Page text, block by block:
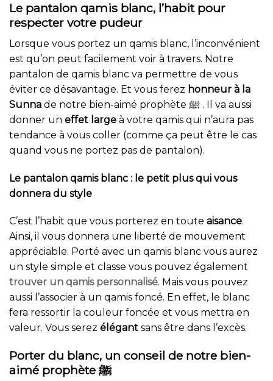
Le pantalon qamis blanc, l’habit pour
respecter votre pudeur
Lorsque vous portez un qamis blanc, l’inconvénient
est qu’on peut facilement voir à travers. Notre
pantalon de qamis blanc va permettre de vous
éviter ce désavantage. Et vous ferez honneur à la
Sunna de notre bien-aimé prophète ﷺ . Il va aussi
donner un effet large à votre qamis qui n’aura pas
tendance à vous coller (comme ça peut être le cas
quand vous ne portez pas de pantalon).
Le pantalon qamis blanc : le petit plus qui vous
donnera du style
C’est l’habit que vous porterez en toute aisance.
Ainsi, il vous donnera une liberté de mouvement
appréciable. Porté avec un qamis blanc vous aurez
un style simple et classe vous pouvez également
trouver un qamis personnalisé. Mais vous pouvez
aussi l’associer à un qamis foncé. En effet, le blanc
fera ressortir la couleur foncée et vous mettra en
valeur. Vous serez élégant sans être dans l’excès.
Porter du blanc, un conseil de notre bien-
aimé prophète ﷺ